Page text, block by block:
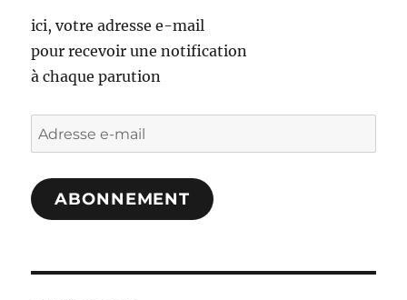
ici, votre adresse e-mail
pour recevoir une notification
à chaque parution
Adresse
e-
mail
ABONNEMENT